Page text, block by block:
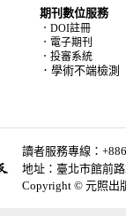
期刊數位服務
．DOI註冊
．電子期刊
．投審系統
．學術不端檢測
讀者服務專線：
地址：臺北市館前
Copyright © 元照出